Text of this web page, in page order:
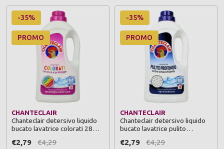
-35%
PROMO
CHANTECLAIR
Chanteclair detersivo liquido
bucato lavatrice colorati 28
€2,79 €4,29
-35%
PROMO
CHANTECLAIR
Chanteclair detersivo liquido
bucato lavatrice pulito
€2,79 €4,29